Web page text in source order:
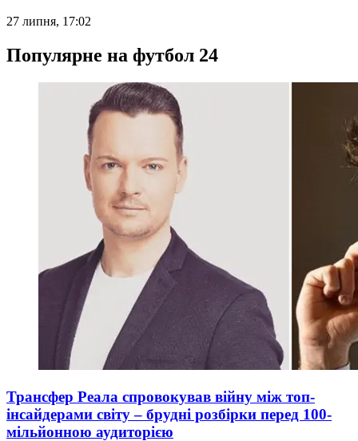
27 липня, 17:02
Популярне на футбол 24
Трансфер Реала спровокував війну між топ-
інсайдерами світу – брудні розбірки перед 100-
мільйонною аудиторією